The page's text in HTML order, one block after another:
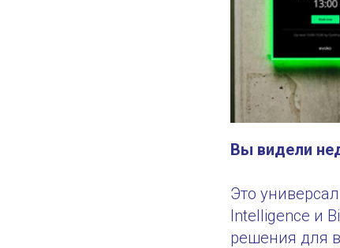
Вы видели
Это
Intelligence и
решения для